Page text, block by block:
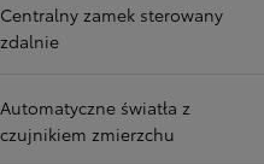
Centralny zamek sterowany
zdalnie
Automatyczne światła z
czujnikiem zmierzchu